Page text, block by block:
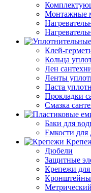
Монтажные
Клей-
Кольца
Лен
Ленты
Паста
Прокладки
Смазка
Баки для
Емкости для
Дюбели
Защитные
Крепежи для
Кронштейны